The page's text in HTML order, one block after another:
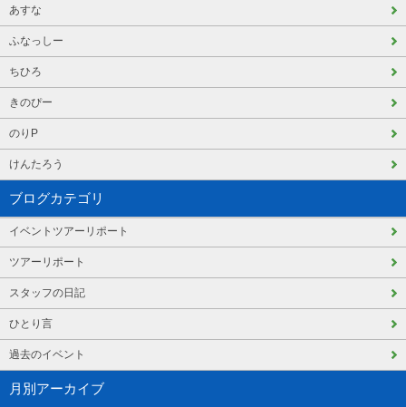
あすな
ふなっしー
ちひろ
きのぴー
のりP
けんたろう
ブログカテゴリ
イベントツアーリポート
ツアーリポート
スタッフの日記
ひとり言
過去のイベント
月別アーカイブ